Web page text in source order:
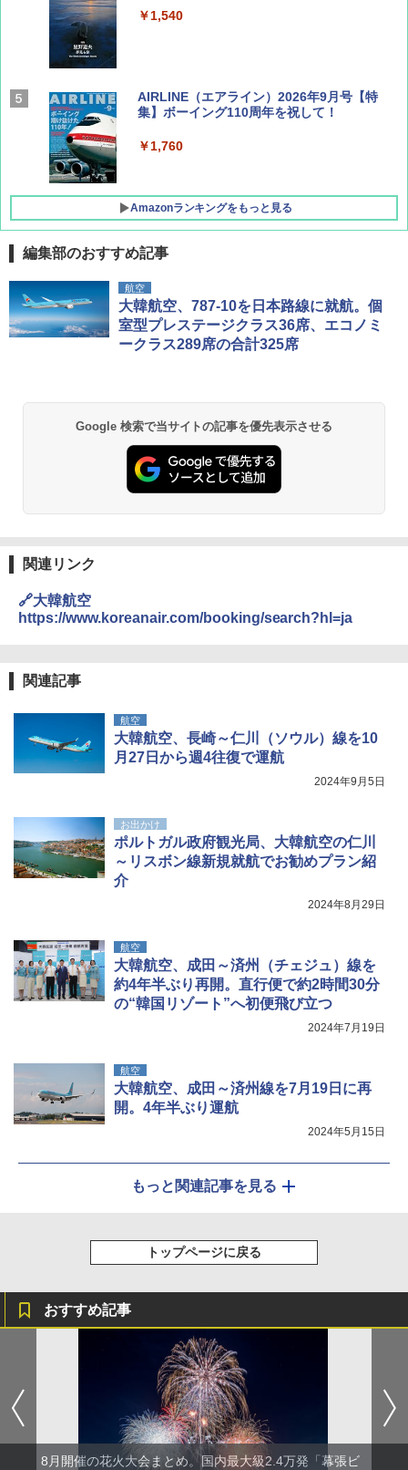
￥1,540
AIRLINE（エアライン）2026年9月号【特
集】ボーイング110周年を祝して！
￥1,760
Amazonランキングをもっと見る
D40 地球の歩き方 チェンマイ タイ北部の魅
力的な町 2026～2027 地球の歩き方D アジア
￥2,079
￥2,479
地球の歩き方 スター・ウォーズ
A26 地球の歩き方 チェコ ポーランド スロヴ
新しい日本地理 地図・統計・移動から読み
解く (講談社現代新書)
[キャンパーズコレクション 山善] ポップアッ
プテント 傘みたいに広げて畳める パッとサ
ッとサンシェード キューブ フルクローズ メ
ッシュ 簡単設置 ワンタッチテント キャンプ
&ハイキング カーキ PATC-150(KH)
PYKES PEAK (パイクスピーク) 着替えテン
ト プライバシー テント 【中が透けない】 1
人用 折りたたみ 防災グッズ 災害用トイレ ビ
ーチ ピクニック ポップアップテント 携帯 簡
易 トイレテント (ブラック)
500002(88859)
ーティング フルクローズ メッシュ 3-4人用
簡単設置 ポップアップテント エクルベージ
ュ(BC仕様) PATC-150B(EB)
[キャンパーズコレクション 山善] 傘みたいに
広げるだけ パッとサッとテント キューブ ブ
ラックコーティング フルクローズ メッシュ 3
￥10,990
BUNDOK(バンドック)ソロ ドーム 1 EX BDK
-08EX カーキ ソロキャンプ ポリエステル フ
レーム テント
￥14,800
GRANDOOR ステンレス保冷剤 2個セット 2
コンパクト 保冷力長持ち
￥2,980
DEWEL パラソル 大型 ビーチ アウトドアパ
関の購入実績 登山・キャンプ・アウトドア・
防災用品 長期保存可能 緊急時用 日本国内発
送
ポインターライト 強力 小型 緑色/赤色/青紫色
USB充電式 高精度 超長距離照射 長時間使用
可能 安全ロック付き 高安全性 金属製耐久 コ
ア/オフィス/教育現場/展示会用 緑
￥1,180
編集部のおすすめ記事
航空
大韓航空、787-10を日本路線に就航。個
室型プレステージクラス36席、エコノミ
ークラス289席の合計325席
Google 検索で当サイトの記事を優先表示させる
関連リンク
🔗大韓航空
https://www.koreanair.com/booking/search?hl=ja
関連記事
航空
大韓航空、長崎～仁川（ソウル）線を10
月27日から週4往復で運航
2024年9月5日
お出かけ
ポルトガル政府観光局、大韓航空の仁川
～リスボン線新規就航でお勧めプラン紹
介
2024年8月29日
航空
大韓航空、成田～済州（チェジュ）線を
約4年半ぶり再開。直行便で約2時間30分
の“韓国リゾート”へ初便飛び立つ
2024年7月19日
航空
大韓航空、成田～済州線を7月19日に再
開。4年半ぶり運航
2024年5月15日
もっと関連記事を見る
トップページに戻る
おすすめ記事
8月開催の花火大会まとめ。国内最大級2.4万発「幕張ビ